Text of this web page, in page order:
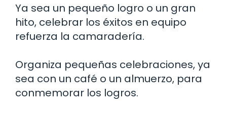
Ya sea un pequeño logro o un gran
hito, celebrar los éxitos en equipo
refuerza la camaradería.
Organiza pequeñas celebraciones, ya
sea con un café o un almuerzo, para
conmemorar los logros.